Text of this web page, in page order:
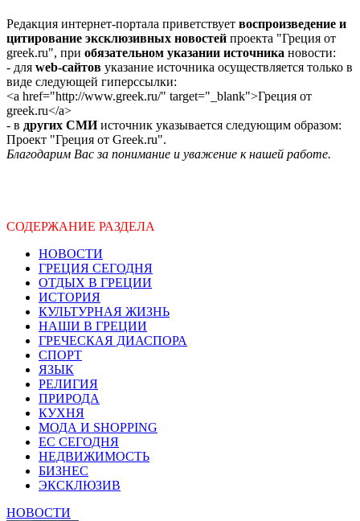
Редакция интернет-портала приветствует воспроизведение и
цитирование эксклюзивных новостей проекта "Греция от
greek.ru", при обязательном указании источника новости:
- для web-сайтов указание источника осуществляется только в
виде следующей гиперссылки:
<a href="http://www.greek.ru/" target="_blank">Греция от
greek.ru</a>
- в других СМИисточник указывается следующим образом:
Проект "Греция от Greek.ru".
Благодарим Вас за понимание и уважение к нашей работе.
СОДЕРЖАНИЕ РАЗДЕЛА
НОВОСТИ
ГРЕЦИЯ СЕГОДНЯ
ОТДЫХ В ГРЕЦИИ
ИСТОРИЯ
КУЛЬТУРНАЯ ЖИЗНЬ
НАШИ В ГРЕЦИИ
ГРЕЧЕСКАЯ ДИАСПОРА
СПОРТ
ЯЗЫК
РЕЛИГИЯ
ПРИРОДА
КУХНЯ
МОДА И SHOPPING
ЕС СЕГОДНЯ
НЕДВИЖИМОСТЬ
БИЗНЕС
ЭКСКЛЮЗИВ
НОВОСТИ